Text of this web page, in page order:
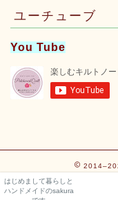
ユーチューブ
You Tube
はじめまして暮らしと
ハンドメイドのsakura